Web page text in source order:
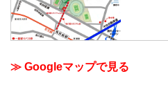
≫ Googleマップで見る